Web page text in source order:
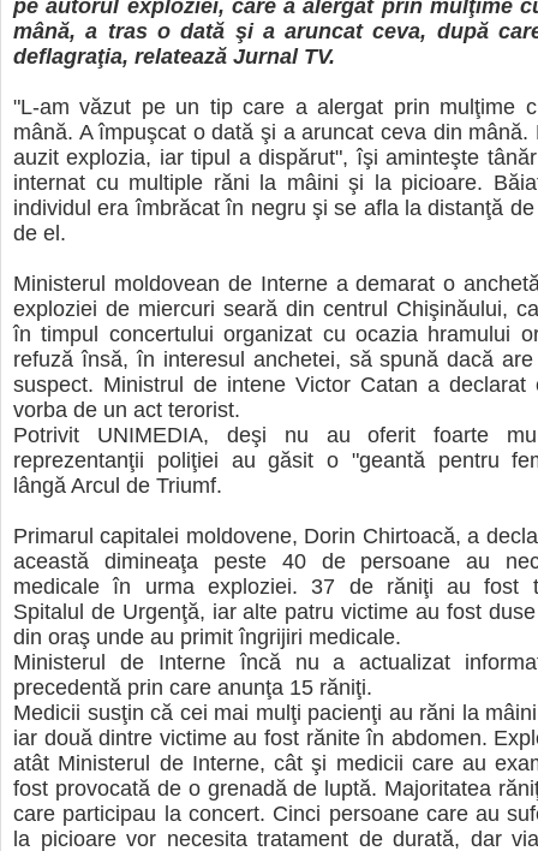
pe autorul exploziei, care a alergat prin mulţime
mână, a tras o dată şi a aruncat ceva, după
deflagraţia, relatează Jurnal TV.
"L-am văzut pe un tip care a alergat prin mulţime
mână. A împuşcat o dată şi a aruncat ceva din mână.
auzit explozia, iar tipul a dispărut", îşi aminteşte
internat cu multiple răni la mâini şi la picioare.
individul era îmbrăcat în negru şi se afla la distanţă
de el.
Ministerul moldovean de Interne a demarat o
exploziei de miercuri seară din centrul Chişinăului,
în timpul concertului organizat cu ocazia hramului
refuză însă, în interesul anchetei, să spună dacă
suspect. Ministrul de intene Victor Catan a
vorba de un act terorist.
Potrivit UNIMEDIA, deşi nu au oferit foarte
reprezentanţii poliţiei au găsit o "geantă pentru
lângă Arcul de Triumf.
Primarul capitalei moldovene, Dorin Chirtoacă, a
această dimineaţa peste 40 de persoane au
medicale în urma exploziei. 37 de răniţi au fost
Spitalul de Urgenţă, iar alte patru victime au fost
din oraş unde au primit îngrijiri medicale.
Ministerul de Interne încă nu a actualizat
precedentă prin care anunţa 15 răniţi.
Medicii susţin că cei mai mulţi pacienţi au răni la
iar două dintre victime au fost rănite în abdomen.
atât Ministerul de Interne, cât şi medicii care au
fost provocată de o grenadă de luptă. Majoritatea
care participau la concert. Cinci persoane care au
la picioare vor necesita tratament de durată, dar